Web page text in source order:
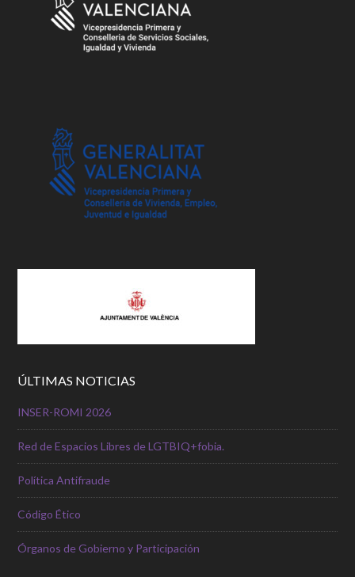
ÚLTIMAS NOTICIAS
INSER-ROMI 2026
Red de Espacios Libres de LGTBIQ+fobia.
Política Antifraude
Código Ético
Órganos de Gobierno y Participación